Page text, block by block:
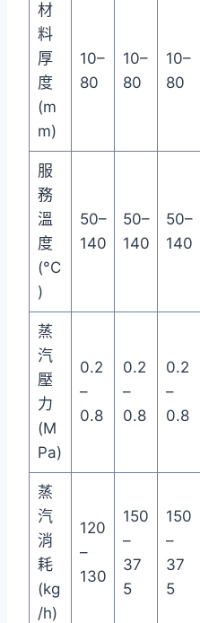
材
料
厚
度
(m
m)
10–
80
10–
80
10–
80
服
務
溫
度
(°C
)
50–
140
50–
140
50–
140
蒸
汽
壓
力
(M
Pa)
0.2
–
0.8
0.2
–
0.8
0.2
–
0.8
蒸
汽
消
耗
(kg
/h)
120
–
130
150
–
37
5
150
–
37
5